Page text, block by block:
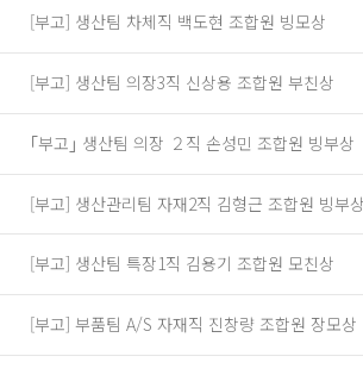
[부고] 생산팀 차체직 백도현 조합원 빙모상
[부고] 생산팀 의장3직 신상용 조합원 부친상
｢부고｣ 생산팀 의장 ２직 손성민 조합원 빙부상
[부고] 생산관리팀 자재2직 김형근 조합원 빙부상
[부고] 생산팀 특장1직 김용기 조합원 모친상
[부고] 부품팀 A/S 자재직 진창량 조합원 장모상